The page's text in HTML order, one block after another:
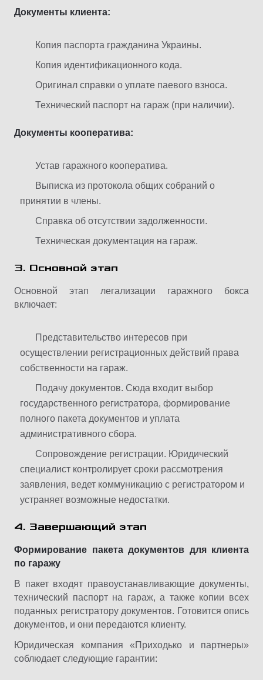
Документы клиента:
Копия паспорта гражданина Украины.
Копия идентификационного кода.
Оригинал справки о уплате паевого взноса.
Технический паспорт на гараж (при наличии).
Документы кооператива:
Устав гаражного кооператива.
Выписка из протокола общих собраний о
принятии в члены.
Справка об отсутствии задолженности.
Техническая документация на гараж.
3. Основной этап
Основной этап легализации гаражного бокса
включает:
Представительство интересов при
осуществлении регистрационных действий права
собственности на гараж.
Подачу документов. Сюда входит выбор
государственного регистратора, формирование
полного пакета документов и уплата
административного сбора.
Сопровождение регистрации. Юридический
специалист контролирует сроки рассмотрения
заявления, ведет коммуникацию с регистратором и
устраняет возможные недостатки.
4. Завершающий этап
Формирование пакета документов для клиента
по гаражу
В пакет входят правоустанавливающие документы,
технический паспорт на гараж, а также копии всех
поданных регистратору документов. Готовится опись
документов, и они передаются клиенту.
Юридическая компания «Приходько и партнеры»
соблюдает следующие гарантии: